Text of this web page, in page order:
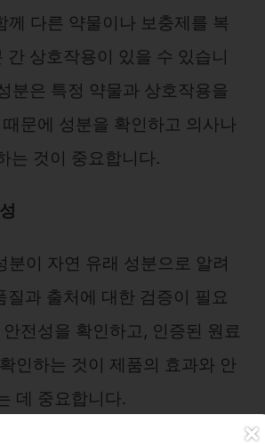
께 다른 약물이나 보충제를 복
간 상호작용이 있을 수 있습니
분은 특정 약물과 상호작용을
문에 성분을 확인하고 의사나
는 것이 중요합니다.
분이 자연 유래 성분으로 알려
질과 출처에 대한 검증이 필요
전성을 확인하고, 인증된 원료
인하는 것이 제품의 효과와 안
데 중요합니다.
×